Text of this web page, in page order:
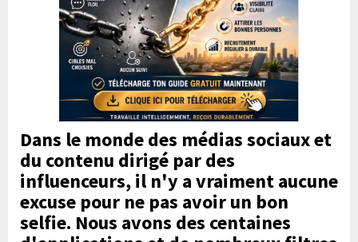
Dans le monde des médias sociaux et
du contenu dirigé par des
influenceurs, il n'y a vraiment aucune
excuse pour ne pas avoir un bon
selfie. Nous avons des centaines